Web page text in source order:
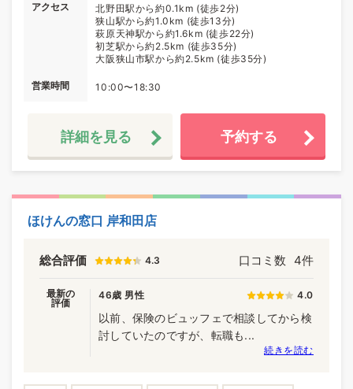
アクセス
北野田駅から約0.1km (徒歩2分)
狭山駅から約1.0km (徒歩13分)
萩原天神駅から約1.6km (徒歩22分)
初芝駅から約2.5km (徒歩35分)
大阪狭山市駅から約2.5km (徒歩35分)
営業時間 10:00〜18:30
詳細を見る 予約する
ほけんの窓口 岸和田店
総合評価 4.3 口コミ数 4件
最新の
評価
46歳 男性 4.0
以前、保険のビュッフェで相談してから検
討していたのですが、転職も...
続きを読む